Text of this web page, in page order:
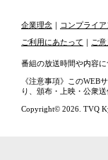
企業理念 ｜ コンプライ
ご利用にあたって ｜ ご
番組の放送時間や内容
《注意事項》このWEB
り、頒布・上映・公衆
Copyright© 2026. TVQ